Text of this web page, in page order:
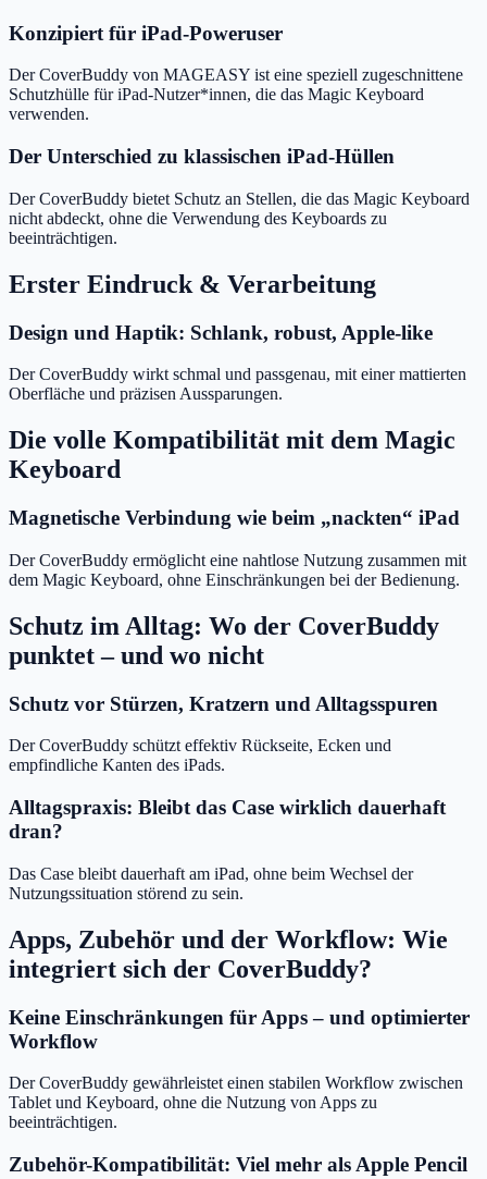
Konzipiert für iPad-Poweruser
Der CoverBuddy von MAGEASY ist eine speziell zugeschnittene
Schutzhülle für iPad-Nutzer*innen, die das Magic Keyboard
verwenden.
Der Unterschied zu klassischen iPad-Hüllen
Der CoverBuddy bietet Schutz an Stellen, die das Magic Keyboard
nicht abdeckt, ohne die Verwendung des Keyboards zu
beeinträchtigen.
Erster Eindruck & Verarbeitung
Design und Haptik: Schlank, robust, Apple-like
Der CoverBuddy wirkt schmal und passgenau, mit einer mattierten
Oberfläche und präzisen Aussparungen.
Die volle Kompatibilität mit dem Magic
Keyboard
Magnetische Verbindung wie beim „nackten“ iPad
Der CoverBuddy ermöglicht eine nahtlose Nutzung zusammen mit
dem Magic Keyboard, ohne Einschränkungen bei der Bedienung.
Schutz im Alltag: Wo der CoverBuddy
punktet – und wo nicht
Schutz vor Stürzen, Kratzern und Alltagsspuren
Der CoverBuddy schützt effektiv Rückseite, Ecken und
empfindliche Kanten des iPads.
Alltagspraxis: Bleibt das Case wirklich dauerhaft
dran?
Das Case bleibt dauerhaft am iPad, ohne beim Wechsel der
Nutzungssituation störend zu sein.
Apps, Zubehör und der Workflow: Wie
integriert sich der CoverBuddy?
Keine Einschränkungen für Apps – und optimierter
Workflow
Der CoverBuddy gewährleistet einen stabilen Workflow zwischen
Tablet und Keyboard, ohne die Nutzung von Apps zu
beeinträchtigen.
Zubehör-Kompatibilität: Viel mehr als Apple Pencil